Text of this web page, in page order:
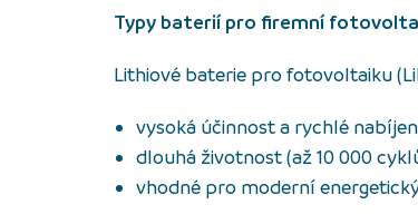
Typy baterií pro firemní
Lithiové baterie pro fotovoltaiku
vysoká účinnost a rychlé
dlouhá životnost (až 10 000
vhodné pro moderní